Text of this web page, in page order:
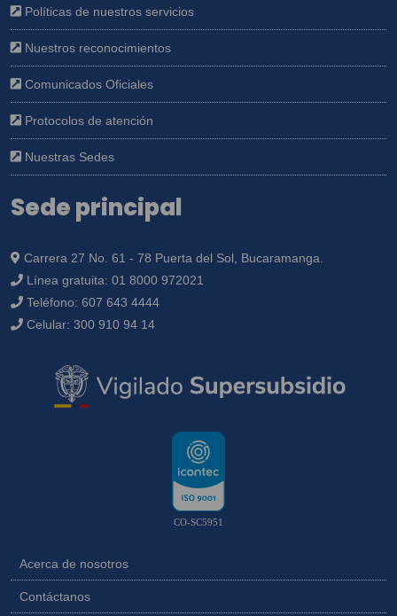
Políticas de nuestros servicios
Nuestros reconocimientos
Comunicados Oficiales
Protocolos de atención
Nuestras Sedes
Sede principal
Carrera 27 No. 61 - 78 Puerta del Sol, Bucaramanga.
Línea gratuita: 01 8000 972021
Teléfono: 607 643 4444
Celular: 300 910 94 14
CO-SC5951
Acerca de nosotros
Contáctanos